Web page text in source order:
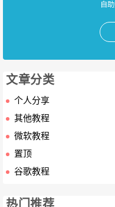
自
文章分类
个人分享
其他教程
微软教程
置顶
谷歌教程
热门推荐